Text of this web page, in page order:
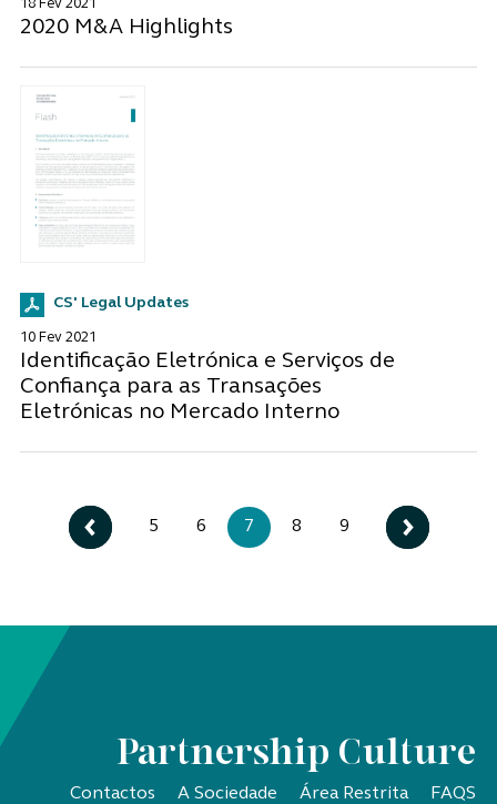
18 Fev 2021
2020 M&A Highlights
CS' Legal Updates
10 Fev 2021
Identificação Eletrónica e Serviços de
Confiança para as Transações
Eletrónicas no Mercado Interno
5 6 7 8 9
Partnership Culture
Contactos A Sociedade Área Restrita FAQS